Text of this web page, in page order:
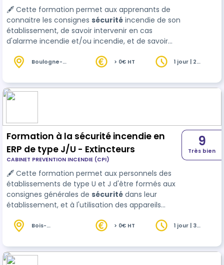
🖋 Cette formation permet aux apprenants de
connaitre les consignes sécurité incendie de son
établissement, de savoir intervenir en cas
d'alarme incendie et/ou incendie, et de savoir
réponds aux obligations réglementaires du code
Boulogne-
> 0€ HT
1 jour | 2
Formation à la sécurité incendie en
ERP de type J/U - Extincteurs
CABINET PREVENTION INCENDIE (CPI)
🖋 Cette formation permet aux personnels des
établissements de type U et J d'être formés aux
consignes générales de sécurité dans leur
établissement, et à l'utilisation des appareils
hôpitaux, centre d'imagerie... - établissement
d'hébergement .... 📕 Cette formation réponds a…
9
Très bien
Bois-
> 0€ HT
1 jour | 3